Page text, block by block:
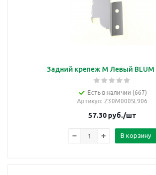
Задний крепеж М Левый
Есть в наличии (667)
Артикул: Z30M000SL906
57.30руб./шт
В корзину